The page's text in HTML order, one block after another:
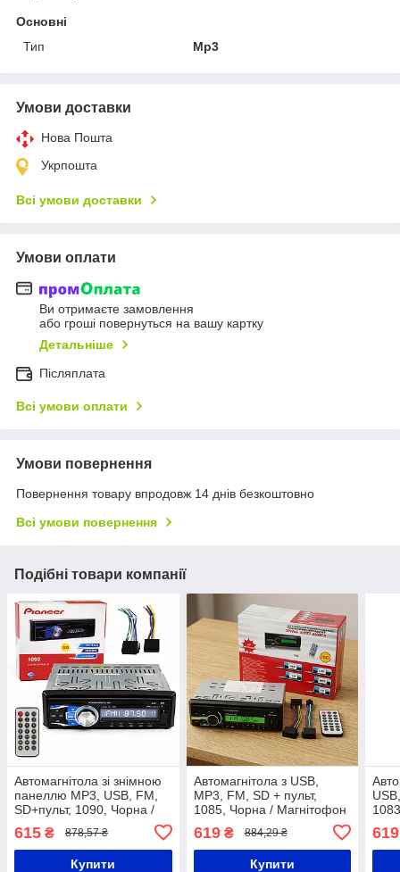
Основні
Тип
Mp3
Умови доставки
Нова Пошта
Укрпошта
Всі умови доставки
Умови оплати
Ви отримаєте замовлення
або гроші повернуться на вашу картку
Детальніше
Післяплата
Всі умови оплати
Умови повернення
Повернення товару впродовж 14 днів безкоштовно
Всі умови повернення
Подібні товари компанії
Автомагнітола зі знімною
панеллю MP3, USB, FM,
SD+пульт, 1090, Чорна /
Автомобільна магнітола /
Магнітофон в машину
615 ₴ 878,57 ₴
Купити
Автомагнітола з USB,
MP3, FM, SD + пульт,
1085, Чорна / Магнітофон
магнітола
619₴ 884,29 ₴
Купити
619